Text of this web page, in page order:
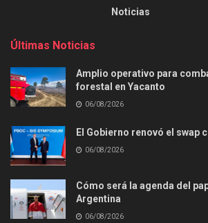
Noticias
Últimas Noticias
Amplio operativo para
forestal en Yacanto
06/08/2026
El Gobierno renovó el swap
06/08/2026
Cómo será la agenda del
Argentina
06/08/2026